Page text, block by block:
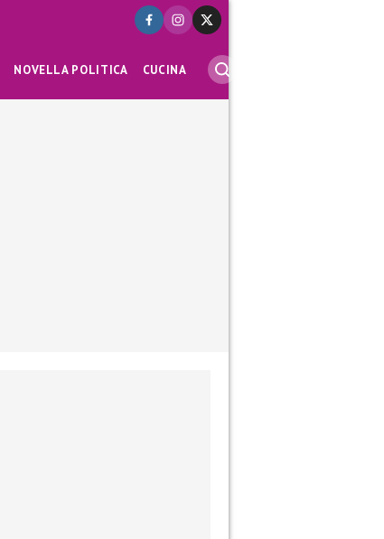
NOVELLA POLITICA CUCINA